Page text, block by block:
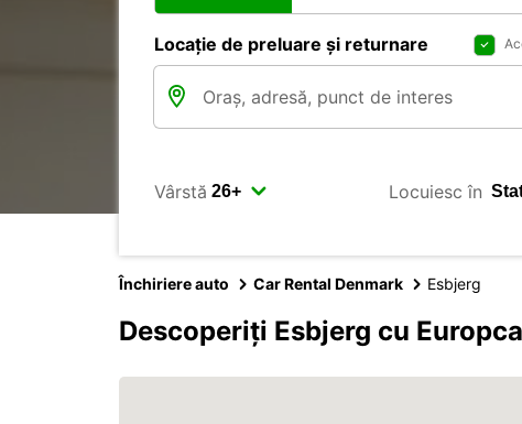
Locație de preluare și returnare
Vârstă Locuiesc în
Închiriere auto Car Rental Denmark Esbjerg
Descoperiți Esbjerg cu